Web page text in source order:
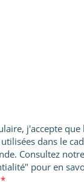
j'accepte que
dans le
Consultez notre
pour en